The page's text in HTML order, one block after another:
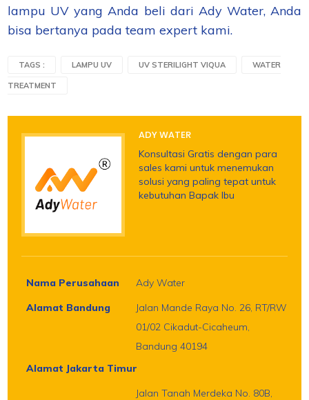
lampu UV yang Anda beli dari Ady Water, Anda
bisa bertanya pada team expert kami.
TAGS : LAMPU UV UV STERILIGHT VIQUA WATER
TREATMENT
ADY WATER
Konsultasi Gratis dengan para
sales kami untuk menemukan
solusi yang paling tepat untuk
kebutuhan Bapak Ibu
Nama Perusahaan
Ady Water
Alamat Bandung
Jalan Mande Raya No. 26, RT/RW
01/02 Cikadut-Cicaheum,
Bandung 40194
Alamat Jakarta Timur
Jalan Tanah Merdeka No. 80B,